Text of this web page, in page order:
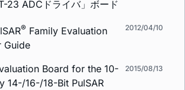
23 ADCドライバ」ボード
® Family Evaluation
Guide
2012/04/10
Board for the 10-
14-/16-/18-Bit PulSAR
2015/08/13